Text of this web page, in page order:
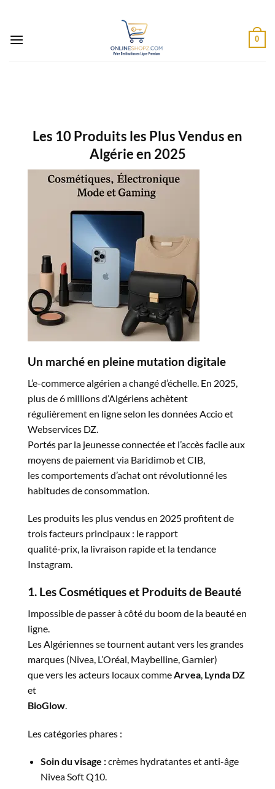
contenu
0
Les 10 Produits les Plus Vendus en
Algérie en 2025
Un marché en pleine mutation digitale
L’e-commerce algérien a changé d’échelle. En 2025,
plus de 6 millions d’Algériens achètent
régulièrement en ligne selon les données Accio et
Webservices DZ.
Portés par la jeunesse connectée et l’accès facile aux
moyens de paiement via Baridimob et CIB,
les comportements d’achat ont révolutionné les
habitudes de consommation.
Les produits les plus vendus en 2025 profitent de
trois facteurs principaux : le rapport
qualité-prix, la livraison rapide et la tendance
Instagram.
1. Les Cosmétiques et Produits de Beauté
Impossible de passer à côté du boom de la beauté en
ligne.
Les Algériennes se tournent autant vers les grandes
marques (Nivea, L’Oréal, Maybelline, Garnier)
que vers les acteurs locaux comme Arvea Lynda DZ
et
BioGlow
Les catégories phares :
Soin du visage :crèmes hydratantes et anti-âge
Nivea Soft Q10.